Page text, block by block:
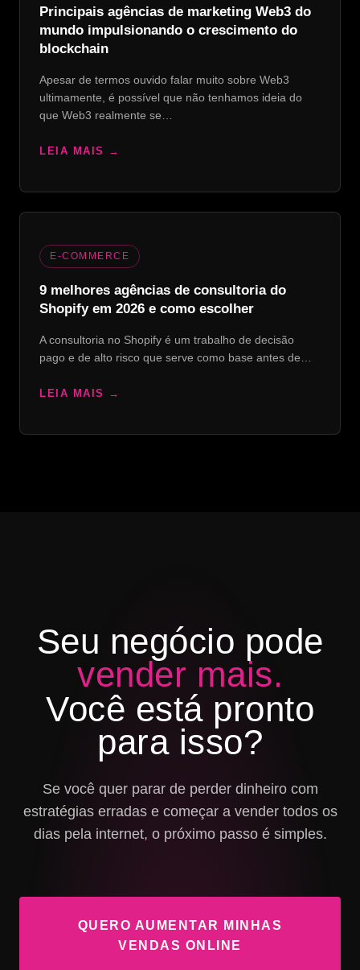
Principais agências de marketing Web3 do
mundo impulsionando o crescimento do
blockchain
Apesar de termos ouvido falar muito sobre Web3
ultimamente, é possível que não tenhamos ideia do
que Web3 realmente se…
LEIA MAIS
E-COMMERCE
9 melhores agências de consultoria do
Shopify em 2026 e como escolher
A consultoria no Shopify é um trabalho de decisão
pago e de alto risco que serve como base antes de…
LEIA MAIS
Seu negócio pode
vender mais.
Você está pronto
para isso?
Se você quer parar de perder dinheiro com
estratégias erradas e começar a vender todos os
dias pela internet, o próximo passo é simples.
QUERO AUMENTAR MINHAS
VENDAS ONLINE